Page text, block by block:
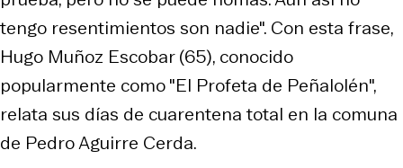
tengo resentimientos son nadie". Con esta frase,
Hugo Muñoz Escobar (65), conocido
popularmente como "El Profeta de Peñalolén",
relata sus días de cuarentena total en la comuna
de Pedro Aguirre Cerda.